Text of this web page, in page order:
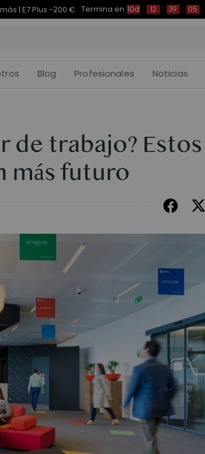
| E7 Plus -200 € Termina en 10d : 12 : 39 : 04
Blog Profesionales Noticias
de trabajo? Estos
más futuro